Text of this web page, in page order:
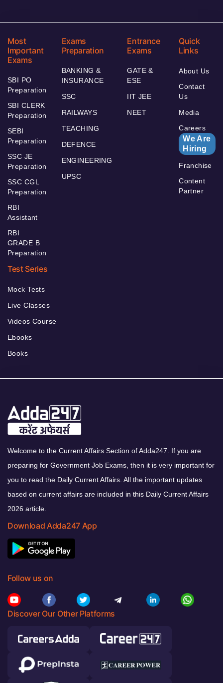
Most
Important
Exams
SBI PO
Preparation
SBI CLERK
Preparation
SEBI
Preparation
SSC JE
Preparation
SSC CGL
Preparation
RBI
Assistant
RBI
GRADE B
Preparation
Exams
Preparation
BANKING &
INSURANCE
SSC
RAILWAYS
TEACHING
DEFENCE
ENGINEERING
UPSC
Entrance
Exams
GATE &
ESE
IIT JEE
NEET
Quick
Links
About Us
Contact
Us
Media
Careers
We Are
Hiring
Franchise
Content
Partner
Test Series
Mock Tests
Live Classes
Videos Course
Ebooks
Books
Welcome to the Current Affairs Section of Adda247. If you are
preparing for Government Job Exams, then it is very important for
you to read the Daily Current Affairs. All the important updates
based on current affairs are included in this Daily Current Affairs
2026 article.
Download Adda247 App
Follow us on
Discover Our Other Platforms